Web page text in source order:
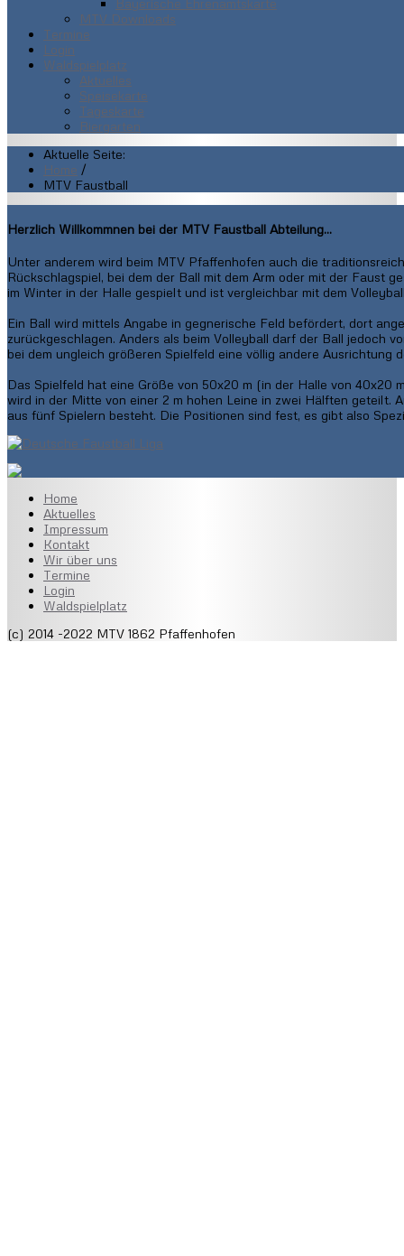
MTV Downloads
Termine
Login
Waldspielplatz
Aktuelles
Speisekarte
Tageskarte
Biergarten
Aktuelle Seite:
Home /
MTV Faustball
Herzlich Willkommnen bei der MTV Faustball Abteilung...
Unter anderem wird beim MTV Pfaffenhofen auch die
Rückschlagspiel, bei dem der Ball mit dem Arm oder mit der Faust
im Winter in der Halle gespielt und ist vergleichbar mit dem
Ein Ball wird mittels Angabe in gegnerische Feld befördert, dort
zurückgeschlagen. Anders als beim Volleyball darf der Ball jedoch
bei dem ungleich größeren Spielfeld eine völlig andere Ausrichtung
Das Spielfeld hat eine Größe von 50x20 m (in der Halle von 40x20
wird in der Mitte von einer 2 m hohen Leine in zwei Hälften geteilt.
aus fünf Spielern besteht. Die Positionen sind fest, es gibt also
Home
Aktuelles
Impressum
Kontakt
Wir über uns
Termine
Login
Waldspielplatz
(c) 2014 -2022 MTV 1862 Pfaffenhofen